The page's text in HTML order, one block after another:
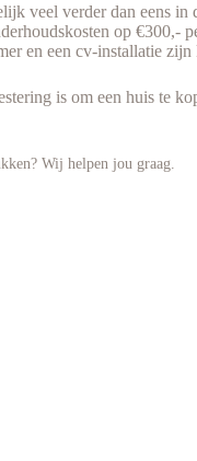
veel verder dan eens
op
en een cv-installatie
is om een huis te
Wij helpen jou graag.